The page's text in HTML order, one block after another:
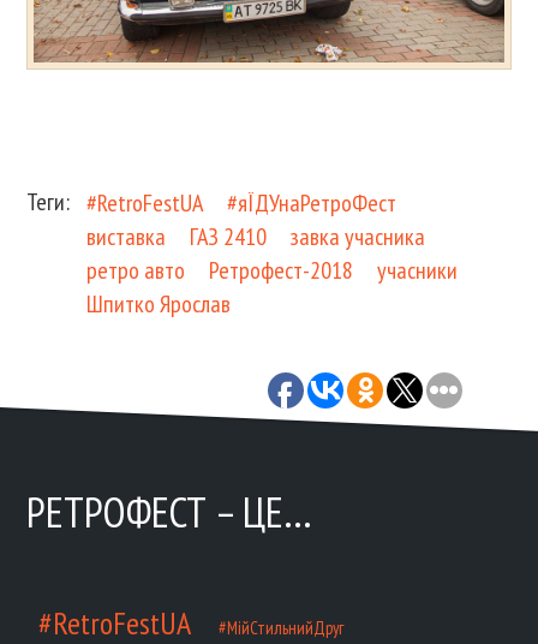
Теги: #RetroFestUA
#яЇДУнаРетроФест
виставка
ГАЗ 2410
завка учасника
ретро авто
Ретрофест-2018
учасники
Шпитко Ярослав
РЕТРОФЕСТ – ЦЕ…
#RetroFestUA #МійСтильнийДруг